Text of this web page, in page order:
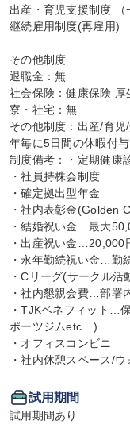
出産・育児支援制度 （
継続雇用制度(再雇用)
その他制度
退職金：無
社会保険：健康保険
寮・社宅：無
その他制度：出産/育
年毎に5日間の休暇付
制度備考：・定期健康
・社員持株会制度
・確定拠出型年金
・社内表彰金(Golden
・結婚祝い金…最大
・出産祝い金…20,000
・永年勤続祝い金…勤
・Cリーグ(サークル活
・社内懇親会費…部署
・TJKベネフィット…
ポーツジムetc…)
・オフィスコンビニ
・社内休憩スペース/
試用期間
試用期間あり